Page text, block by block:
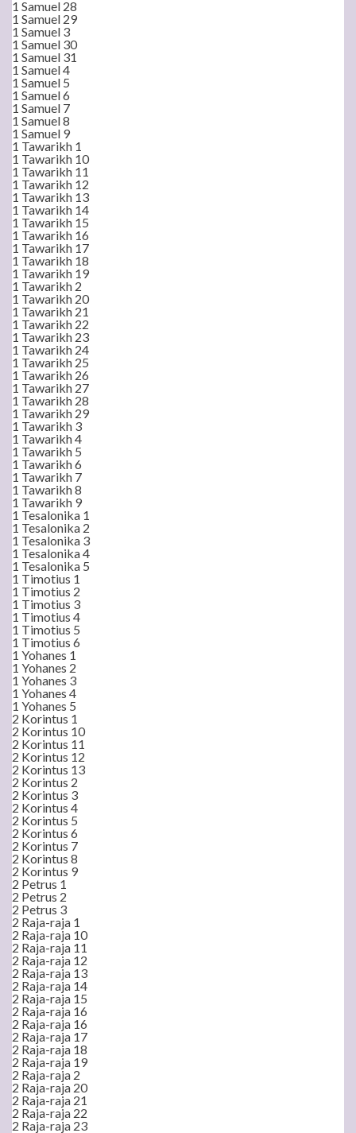
1 Samuel 28
1 Samuel 29
1 Samuel 3
1 Samuel 30
1 Samuel 31
1 Samuel 4
1 Samuel 5
1 Samuel 6
1 Samuel 7
1 Samuel 8
1 Samuel 9
1 Tawarikh 1
1 Tawarikh 10
1 Tawarikh 11
1 Tawarikh 12
1 Tawarikh 13
1 Tawarikh 14
1 Tawarikh 15
1 Tawarikh 16
1 Tawarikh 17
1 Tawarikh 18
1 Tawarikh 19
1 Tawarikh 2
1 Tawarikh 20
1 Tawarikh 21
1 Tawarikh 22
1 Tawarikh 23
1 Tawarikh 24
1 Tawarikh 25
1 Tawarikh 26
1 Tawarikh 27
1 Tawarikh 28
1 Tawarikh 29
1 Tawarikh 3
1 Tawarikh 4
1 Tawarikh 5
1 Tawarikh 6
1 Tawarikh 7
1 Tawarikh 8
1 Tawarikh 9
1 Tesalonika 1
1 Tesalonika 2
1 Tesalonika 3
1 Tesalonika 4
1 Tesalonika 5
1 Timotius 1
1 Timotius 2
1 Timotius 3
1 Timotius 4
1 Timotius 5
1 Timotius 6
1 Yohanes 1
1 Yohanes 2
1 Yohanes 3
1 Yohanes 4
1 Yohanes 5
2 Korintus 1
2 Korintus 10
2 Korintus 11
2 Korintus 12
2 Korintus 13
2 Korintus 2
2 Korintus 3
2 Korintus 4
2 Korintus 5
2 Korintus 6
2 Korintus 7
2 Korintus 8
2 Korintus 9
2 Petrus 1
2 Petrus 2
2 Petrus 3
2 Raja-raja 1
2 Raja-raja 10
2 Raja-raja 11
2 Raja-raja 12
2 Raja-raja 13
2 Raja-raja 14
2 Raja-raja 15
2 Raja-raja 16
2 Raja-raja 16
2 Raja-raja 17
2 Raja-raja 18
2 Raja-raja 19
2 Raja-raja 2
2 Raja-raja 20
2 Raja-raja 21
2 Raja-raja 22
2 Raja-raja 23